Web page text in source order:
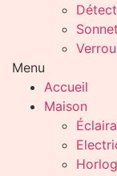
Menu
Accueil
Maison